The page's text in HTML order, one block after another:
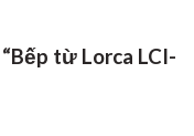
từ Lorca LCI-